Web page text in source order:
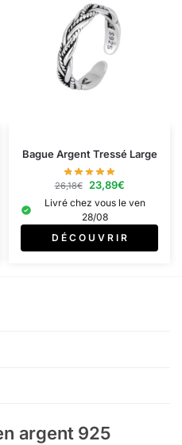
Bague Argent Tressé Large
26,18€ 23,89€
Livré chez vous le ven
28/08
D É C O U V R I R
argent 925